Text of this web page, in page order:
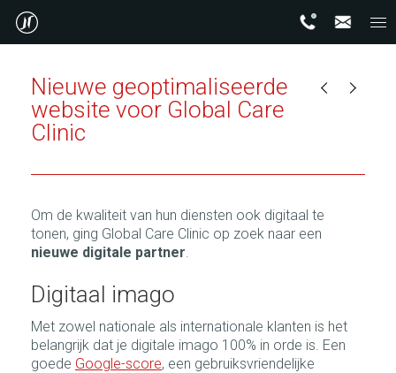
Nieuwe geoptimaliseerde
website voor Global Care
Clinic
Om de kwaliteit van hun diensten ook digitaal te
tonen, ging Global Care Clinic op zoek naar een
nieuwe digitale partner.
Digitaal imago
Met zowel nationale als internationale klanten is het
belangrijk dat je digitale imago 100% in orde is. Een
goede Google-score, een gebruiksvriendelijke